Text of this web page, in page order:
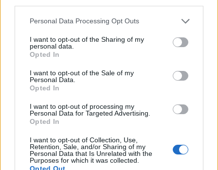
Please note that this website/app uses one or more Google
not limited to your visit or usage behaviour. You may click to
grant or deny consent to Google and its third-party tags to
use your data for below specified purposes in below Google
consent section.
Personal Data Processing Opt Outs
I want to opt-out of the Sharing of my
personal data.
Opted In
I want to opt-out of the Sale of my
Personal Data.
Opted In
I want to opt-out of processing my
Personal Data for Targeted Advertising.
Opted In
I want to opt-out of Collection, Use,
Retention, Sale, and/or Sharing of my
Personal Data that Is Unrelated with the
Purposes for which it was collected.
Opted Out